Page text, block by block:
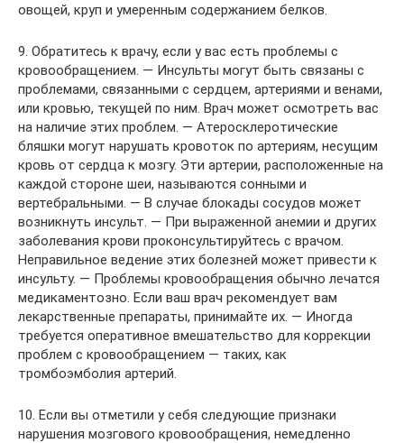
овощей, круп и умеренным содержанием белков.
9. Обратитесь к врачу, если у вас есть проблемы с
кровообращением. — Инсульты могут быть связаны с
проблемами, связанными с сердцем, артериями и венами,
или кровью, текущей по ним. Врач может осмотреть вас
на наличие этих проблем. — Атеросклеротические
бляшки могут нарушать кровоток по артериям, несущим
кровь от сердца к мозгу. Эти артерии, расположенные на
каждой стороне шеи, называются сонными и
вертебральными. — В случае блокады сосудов может
возникнуть инсульт. — При выраженной анемии и других
заболевания крови проконсультируйтесь с врачом.
Неправильное ведение этих болезней может привести к
инсульту. — Проблемы кровообращения обычно лечатся
медикаментозно. Если ваш врач рекомендует вам
лекарственные препараты, принимайте их. — Иногда
требуется оперативное вмешательство для коррекции
проблем с кровообращением — таких, как
тромбоэмболия артерий.
10. Если вы отметили у себя следующие признаки
нарушения мозгового кровообращения, немедленно